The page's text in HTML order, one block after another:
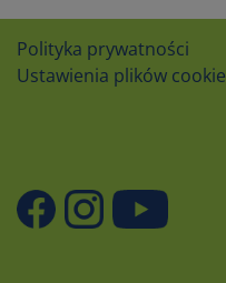
Polityka prywatności
Ustawienia plików cookie